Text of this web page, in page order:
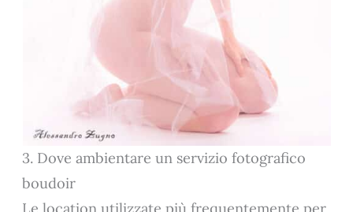
3. Dove ambientare un servizio fotografico
boudoir